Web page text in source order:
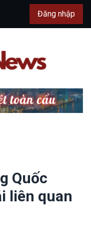
Đăng nhập
Quốc
liên quan